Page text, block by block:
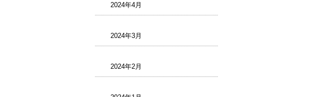
2024年4月
2024年3月
2024年2月